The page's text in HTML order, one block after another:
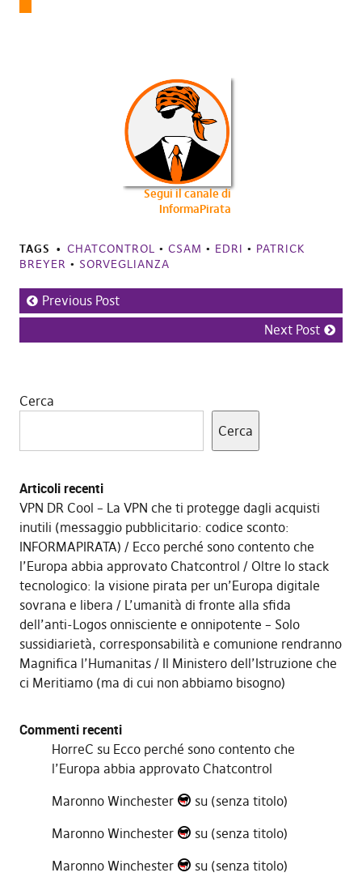
Segui il canale di
InformaPirata
TAGS CHATCONTROL • CSAM • EDRI • PATRICK
BREYER • SORVEGLIANZA
Previous Post
Next Post
Cerca
Cerca
Articoli recenti
VPN DR Cool – La VPN che ti protegge dagli acquisti
inutili (messaggio pubblicitario: codice sconto:
INFORMAPIRATA)
Ecco perché sono contento che
l’Europa abbia approvato Chatcontrol
Oltre lo stack
tecnologico: la visione pirata per un’Europa digitale
sovrana e libera
L’umanità di fronte alla sfida
dell’anti-Logos onnisciente e onnipotente – Solo
sussidiarietà, corresponsabilità e comunione rendranno
Magnifica l’Humanitas
Il Ministero dell’Istruzione che
ci Meritiamo (ma di cui non abbiamo bisogno)
Commenti recenti
HorreC su Ecco perché sono contento che
l’Europa abbia approvato Chatcontrol
Maronno Winchester
su (senza titolo)
Maronno Winchester
su (senza titolo)
Maronno Winchester
su (senza titolo)